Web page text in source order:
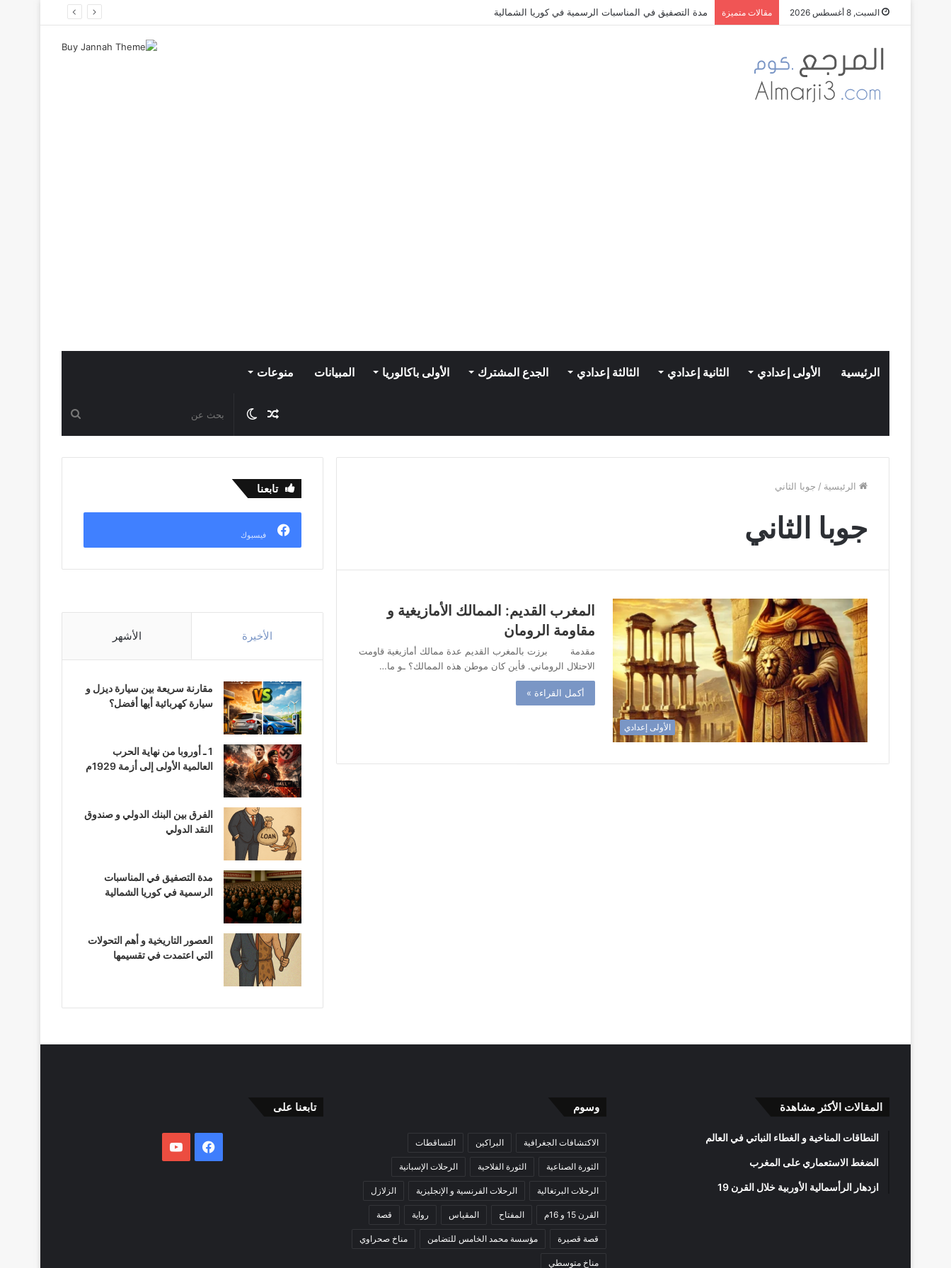
السبت, 8 أغسطس 2026 مقالات متميزة مدة التصفيق في المناسبات الرسمية في كوريا الشمالية
الرئيسية الأولى إعدادي الثانية إعدادي الثالثة إعدادي الجدع المشترك الأولى باكالوريا المبيانات منوعات
عن
الوضع
المظلم
مقال
عشوائي
الرئيسية / جوبا الثاني
جوبا الثاني
الأولى إعدادي
المغرب القديم: الممالك الأمازيغية و
مقاومة الرومان
مقدمة برزت بالمغرب القديم عدة ممالك أمازيغية قاومت
الاحتلال الروماني. فأين كان موطن هذه الممالك؟ ـو ما…
أكمل القراءة »
تابعنا
فيسبوك
الأخيرة الأشهر
مقارنة سريعة بين سيارة ديزل و
سيارة كهربائية أيها أفضل؟
1 ـ أوروبا من نهاية الحرب
العالمية الأولى إلى أزمة 1929م
الفرق بين البنك الدولي و صندوق
النقد الدولي
مدة التصفيق في المناسبات
الرسمية في كوريا الشمالية
العصور التاريخية و أهم التحولات
التي اعتمدت في تقسيمها
المقالات الأكثر مشاهدة
النطاقات المناخية و الغطاء النباتي في العالم
الضغط الاستعماري على المغرب
ازدهار الرأسمالية الأوربية خلال القرن 19
وسوم
الاكتشافات الجغرافية البراكين التساقطات
الثورة الصناعية الثورة الفلاحية الرحلات الإسبانية
الرحلات البرتغالية الرحلات الفرنسية و الإنجليزية الزلازل
القرن 15 و 16م المفتاح المقياس رواية قصة
قصة قصيرة مؤسسة محمد الخامس للتضامن مناخ صحراوي
مناخ متوسطي
تابعنا على
فيسبوكيوتيوب